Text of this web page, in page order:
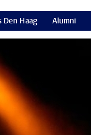
Den Haag Alumni